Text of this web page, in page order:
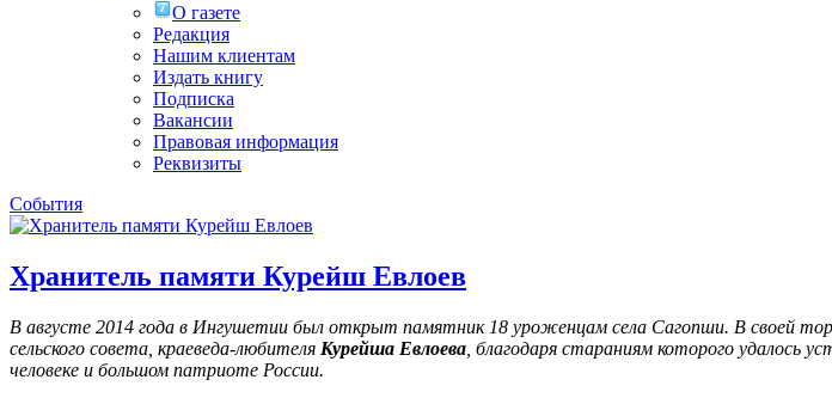
О газете
Редакция
Нашим клиентам
Издать книгу
Подписка
Вакансии
Правовая информация
Реквизиты
События
Хранитель памяти Курейш Евлоев
В августе 2014 года в Ингушетии был открыт памятник 18 уроженцам села Сагопши. В своей
сельского совета, краеведа-любителя Курейша Евлоева , благодаря стараниям которого удалось
человеке и большом патриоте России.